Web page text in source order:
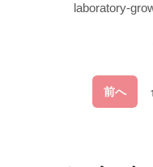
laboratory-
前へ